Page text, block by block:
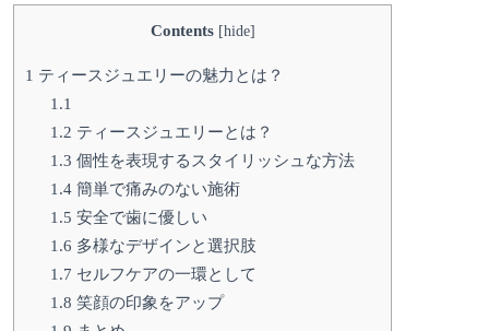
Contents [hide]
1 ティースジュエリーの魅力とは？
1.1
1.2 ティースジュエリーとは？
1.3 個性を表現するスタイリッシュな方法
1.4簡単で痛みのない施術
1.5 安全で歯に優しい
1.6 多様なデザインと選択肢
1.7 セルフケアの一環として
1.8 笑顔の印象をアップ